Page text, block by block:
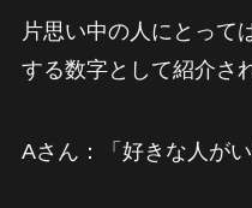
片思い中の人にとって
する数字として紹介さ
Aさん：「好きな人が